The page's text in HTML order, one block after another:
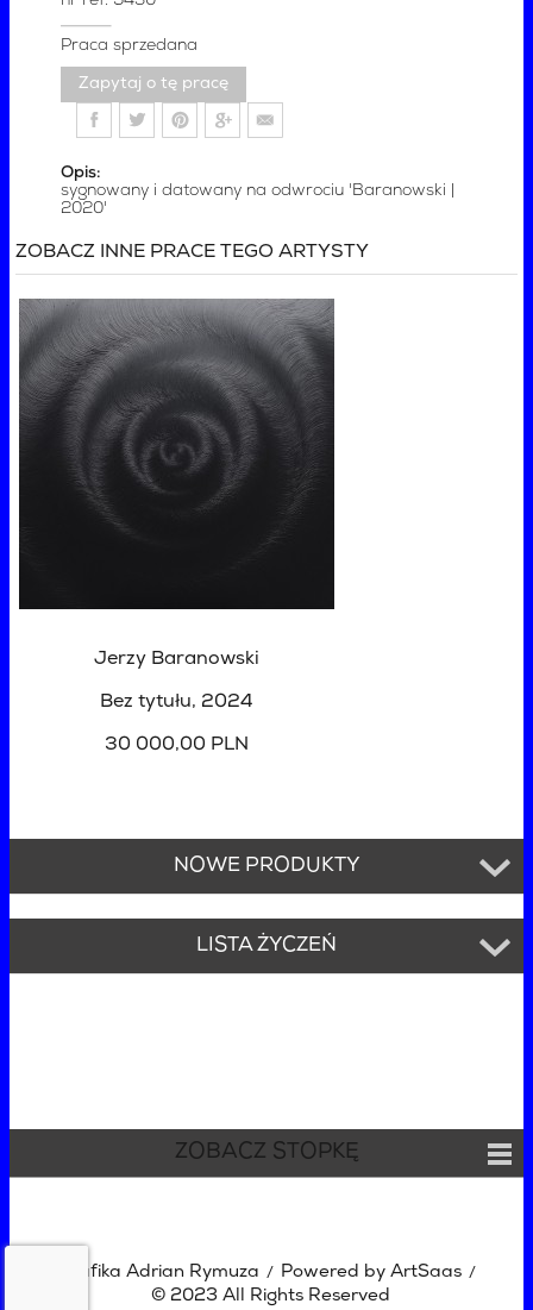
Praca sprzedana
Zapytaj o tę pracę
Opis:
sygnowany i datowany na odwrociu 'Baranowski |
2020'
ZOBACZ INNE PRACE TEGO ARTYSTY
Jerzy Baranowski
Bez tytułu, 2024
30 000,00 PLN
NOWE PRODUKTY
LISTA ŻYCZEŃ
ZOBACZ STOPKĘ
Grafika Adrian Rymuza / Powered by ArtSaas/
© 2023 All Rights Reserved